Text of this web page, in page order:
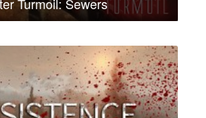
Turmoil: Sewers